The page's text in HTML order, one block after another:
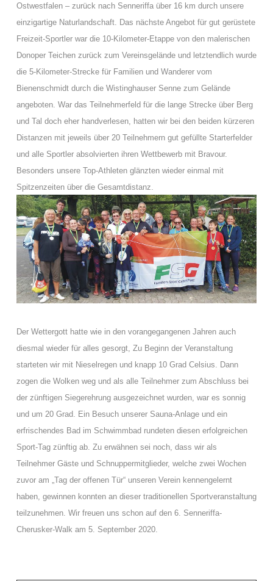
Ostwestfalen – zurück nach Senneriffa über 16 km durch unsere
einzigartige Naturlandschaft.
Das nächste Angebot für gut gerüstete
Freizeit-Sportler war die 10-Kilometer-Etappe von den malerischen
Donoper Teichen zurück zum Vereinsgelände und letztendlich wurde
die 5-Kilometer-Strecke für Familien und Wanderer vom
Bienenschmidt durch die Wistinghauser Senne zum Gelände
angeboten. War das Teilnehmerfeld für die lange Strecke über Berg
und Tal doch eher handverlesen, hatten wir bei den beiden kürzeren
Distanzen mit jeweils über 20 Teilnehmern gut gefüllte Starterfelder
und alle Sportler absolvierten ihren Wettbewerb mit Bravour.
Besonders unsere Top-Athleten glänzten wieder einmal mit
Spitzenzeiten über die Gesamtdistanz.
Der Wettergott hatte wie in den vorangegangenen Jahren auch
diesmal wieder für alles gesorgt, Zu Beginn der Veranstaltung
starteten wir mit Nieselregen und knapp 10 Grad Celsius. Dann
zogen die Wolken weg und als alle Teilnehmer zum Abschluss bei
der zünftigen Siegerehrung ausgezeichnet wurden, war es sonnig
und um 20 Grad.
Ein Besuch unserer Sauna-Anlage und ein
erfrischendes Bad im Schwimmbad rundeten diesen erfolgreichen
Sport-Tag zünftig ab. Zu erwähnen sei noch, dass wir als
Teilnehmer Gäste und Schnuppermitglieder, welche zwei Wochen
zuvor am „Tag der offenen Tür“ unseren Verein kennengelernt
haben, gewinnen konnten an dieser traditionellen Sportveranstaltung
teilzunehmen. Wir freuen uns schon auf den 6. Senneriffa-
Cherusker-Walk am 5. September 2020.